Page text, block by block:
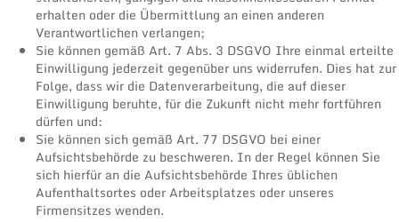
erhalten oder die Übermittlung an einen anderen
Verantwortlichen verlangen;
Sie können gemäß Art. 7 Abs. 3 DSGVO Ihre einmal erteilte
Einwilligung jederzeit gegenüber uns widerrufen. Dies hat zur
Folge, dass wir die Datenverarbeitung, die auf dieser
Einwilligung beruhte, für die Zukunft nicht mehr fortführen
dürfen und:
Sie können sich gemäß Art. 77 DSGVO bei einer
Aufsichtsbehörde zu beschweren. In der Regel können Sie
sich hierfür an die Aufsichtsbehörde Ihres üblichen
Aufenthaltsortes oder Arbeitsplatzes oder unseres
Firmensitzes wenden.